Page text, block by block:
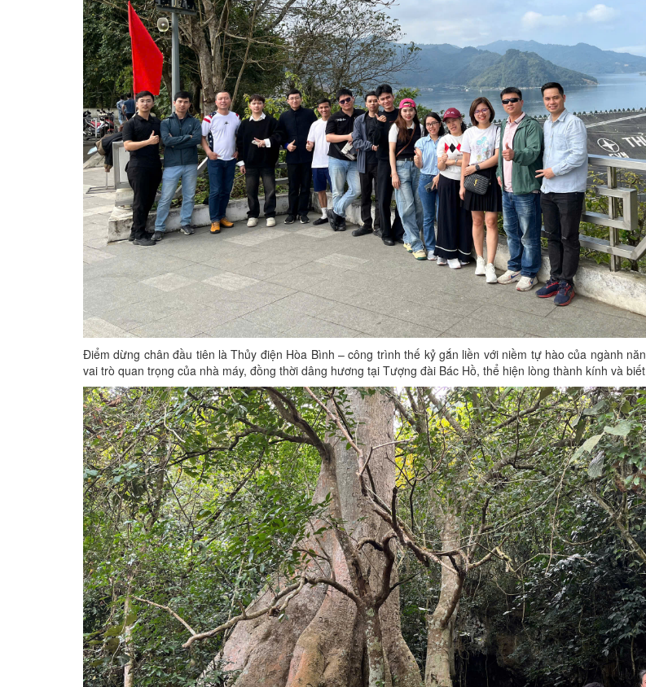
Điểm dừng chân đầu tiên là Thủy điện Hòa Bình – công trình thế kỷ gắn liền với niềm tự hào của ngành
vai trò quan trọng của nhà máy, đồng thời dâng hương tại Tượng đài Bác Hồ, thể hiện lòng thành kính và